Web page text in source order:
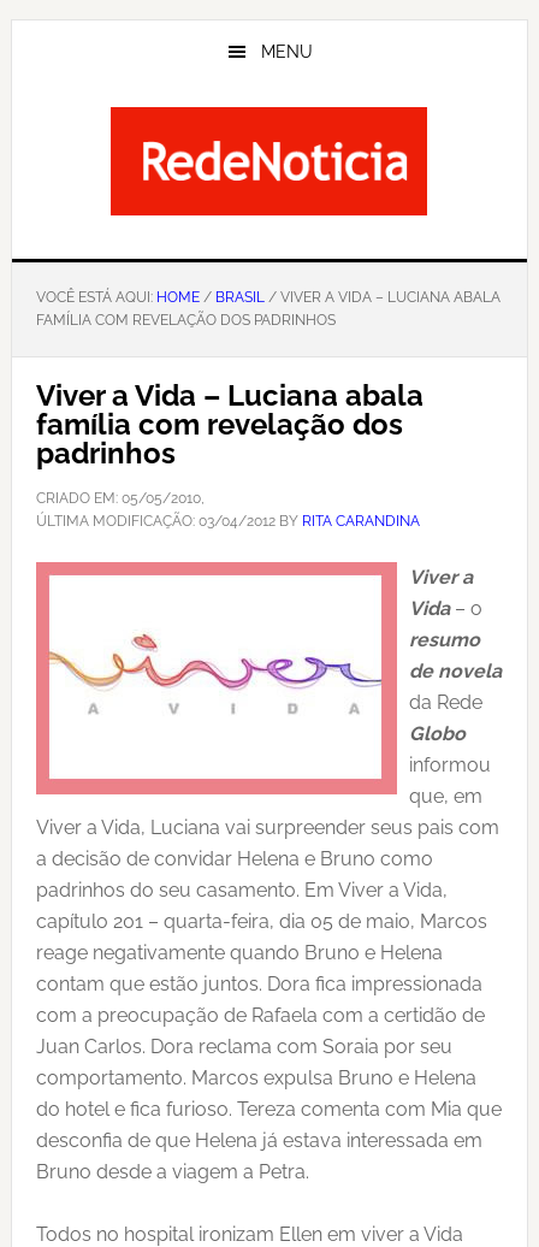
Skip
MENU
VOCÊ ESTÁ AQUI: HOME/ BRASIL/ VIVER A VIDA – LUCIANA ABALA
FAMÍLIA COM REVELAÇÃO DOS PADRINHOS
Viver a Vida – Luciana abala
família com revelação dos
padrinhos
CRIADO EM: 05/05/2010,
ÚLTIMA MODIFICAÇÃO: 03/04/2012BY RITA CARANDINA
Viver a
Vida– o
resumo
de novela
da Rede
Globo
informou
que, em
Viver a Vida, Luciana vai surpreender seus pais com
a decisão de convidar Helena e Bruno como
padrinhos do seu casamento. Em Viver a Vida,
capítulo 201 – quarta-feira, dia 05 de maio, Marcos
reage negativamente quando Bruno e Helena
contam que estão juntos. Dora fica impressionada
com a preocupação de Rafaela com a certidão de
Juan Carlos. Dora reclama com Soraia por seu
comportamento. Marcos expulsa Bruno e Helena
do hotel e fica furioso. Tereza comenta com Mia que
desconfia de que Helena já estava interessada em
Bruno desde a viagem a Petra.
Todos no hospital ironizam Ellen em viver a Vida